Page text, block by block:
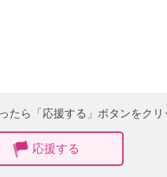
たら「応援する」ボタンをクリ
応援する